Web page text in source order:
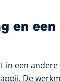
en een
in een
De